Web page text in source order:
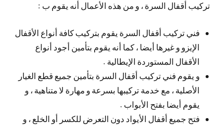
تركيب أقفال السرة ، و من هذه الأعمال أنه يقوم ب :
فني تركيب أقفال السرة يقوم بتركيب كافة أنواع الأقفال
الإيزو و غيرها أيضا ، كما أنه يقوم بتأمين أجود أنواع
الأقفال المستوردة الإيطالية .
و يقوم فني تركيب أقفال السرة بتأمين جميع قطع الغيار
الأصلية ، مع خدمة تركيبها بسرعة و مهارة لا متناهية ، و
يقوم أيضا بفتح الأبواب .
فتح جميع أقفال الأيواد دون التعرض للكسر أو الخلع ، و